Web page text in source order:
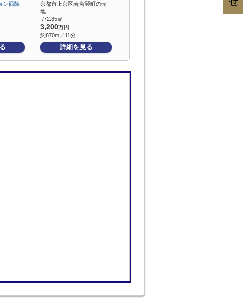
ン西陣
京都市上京区若宮竪町の売
地
-/72.85㎡
3,200万円
約870m／11分
詳細を見る